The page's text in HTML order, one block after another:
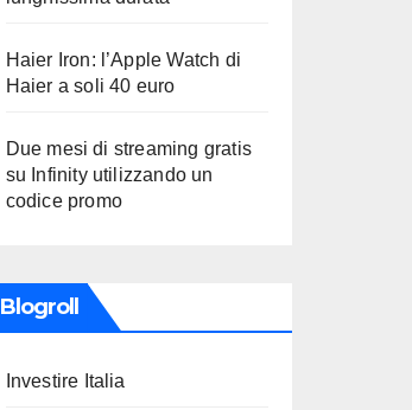
Haier Iron: l’Apple Watch di
Haier a soli 40 euro
Due mesi di streaming gratis
su Infinity utilizzando un
codice promo
Blogroll
Investire Italia